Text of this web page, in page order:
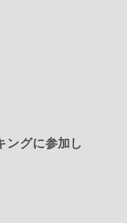
ングに参加し